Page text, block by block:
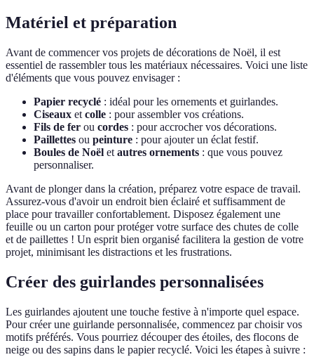
Matériel et préparation
Avant de commencer vos projets de décorations de Noël, il est
essentiel de rassembler tous les matériaux nécessaires. Voici une liste
d'éléments que vous pouvez envisager :
Papier recyclé : idéal pour les ornements et guirlandes.
Ciseaux et colle : pour assembler vos créations.
Fils de fer ou cordes : pour accrocher vos décorations.
Paillettes ou peinture : pour ajouter un éclat festif.
Boules de Noël et autres ornements : que vous pouvez
personnaliser.
Avant de plonger dans la création, préparez votre espace de travail.
Assurez-vous d'avoir un endroit bien éclairé et suffisamment de
place pour travailler confortablement. Disposez également une
feuille ou un carton pour protéger votre surface des chutes de colle
et de paillettes ! Un esprit bien organisé facilitera la gestion de votre
projet, minimisant les distractions et les frustrations.
Créer des guirlandes personnalisées
Les guirlandes ajoutent une touche festive à n'importe quel espace.
Pour créer une guirlande personnalisée, commencez par choisir vos
motifs préférés. Vous pourriez découper des étoiles, des flocons de
neige ou des sapins dans le papier recyclé. Voici les étapes à suivre :